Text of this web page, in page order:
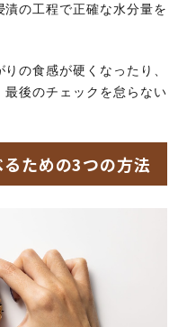
漬の工程で正確な水分量を
の食感が硬くなったり、
後のチェックを怠らない
ための3つの方法